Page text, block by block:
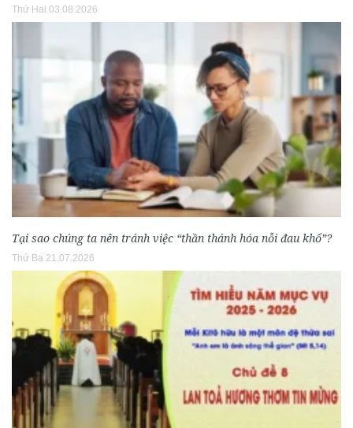
Thứ Hai 03.08.2026
Tại sao chúng ta nên tránh việc “thần thánh hóa nỗi đau khổ”?
Thứ Ba 21.07.2026